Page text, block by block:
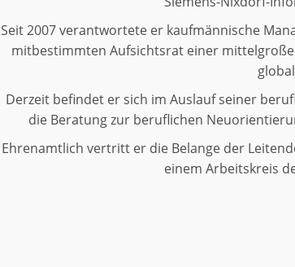
Seit 2007 verantwortete er kaufmännische
mitbestimmten Aufsichtsrat einer
Derzeit befindet er sich im Auslauf seiner
die Beratung zur beruflichen
Ehrenamtlich vertritt er die Belange der
einem Arbeitskreis